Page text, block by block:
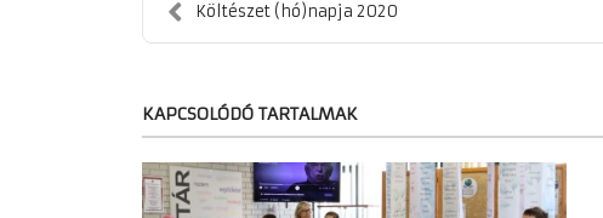
Költészet (hó)napja 2020
KAPCSOLÓDÓ TARTALMAK